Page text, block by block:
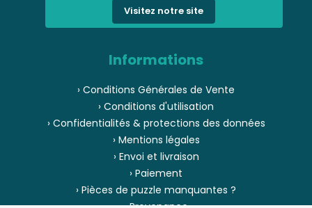
Visitez notre site
Informations
› Conditions Générales de Vente
› Conditions d'utilisation
› Confidentialités & protections des données
› Mentions légales
› Envoi et livraison
› Paiement
› Pièces de puzzle manquantes ?